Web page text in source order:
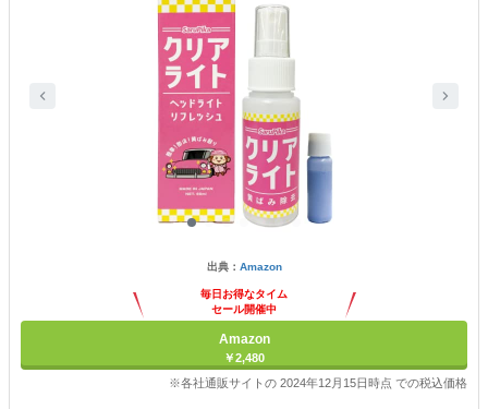
出典： Amazon
毎日お得なタイム
セール開催中
Amazon
￥2,480
※各社通販サイトの 2024年12月15日時点 での税込価格